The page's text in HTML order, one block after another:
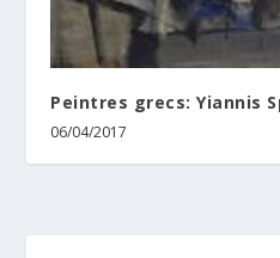
Peintres grecs: Yiannis
06/04/2017